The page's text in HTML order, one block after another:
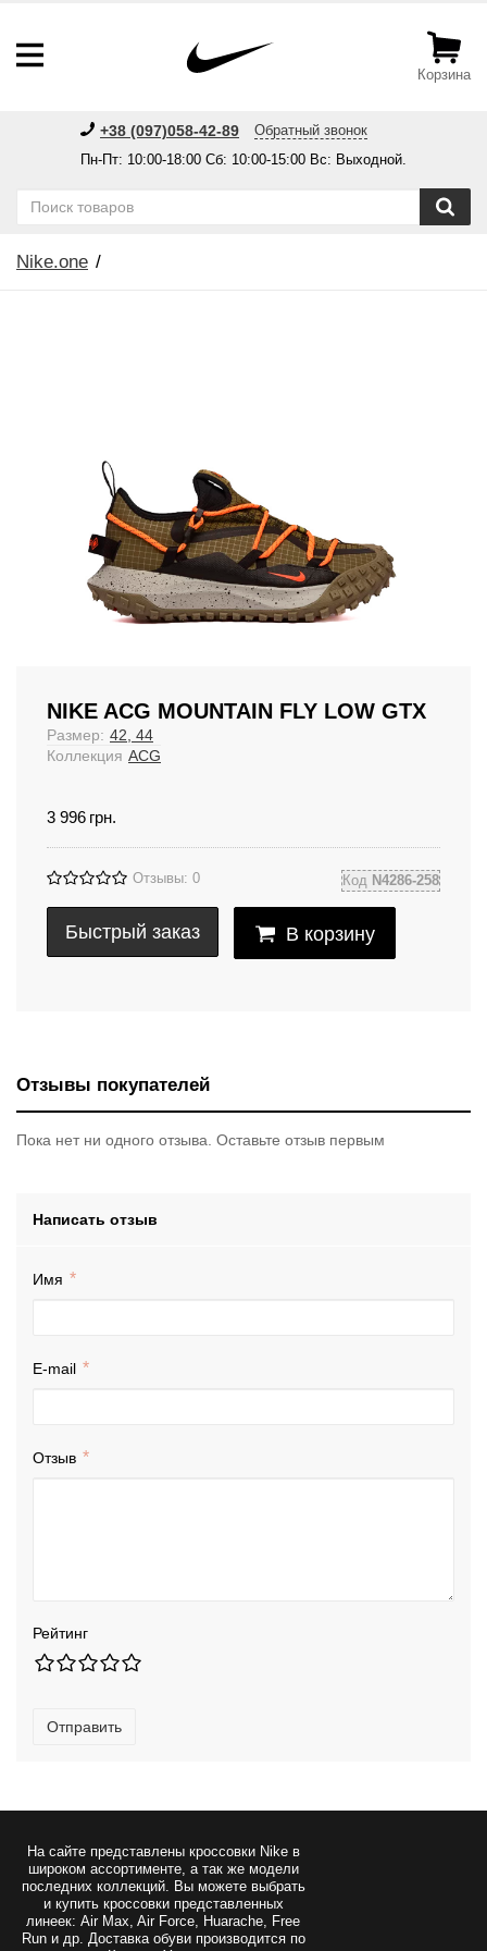
Корзина
+38 (097)058-42-89
Обратный звонок
Пн-Пт: 10:00-18:00 Сб: 10:00-15:00 Вс: Выходной.
Nike.one
NIKE ACG MOUNTAIN FLY LOW GTX
Размер: 42, 44
Коллекция ACG
3 996 грн.
Отзывы: 0 Код N4286-258
Быстрый заказ В корзину
Отзывы покупателей
Пока нет ни одного отзыва. Оставьте отзыв первым
Написать отзыв
Имя
E-mail
Отзыв
Рейтинг
Отправить
На сайте представлены кроссовки Nikeв
широком ассортименте, а так же модели
последних коллекций. Вы можете выбрать
и купить кроссовки представленных
линеек: Air Max, Air Force, Huarache, Free
Run и др. Доставка обуви производится по